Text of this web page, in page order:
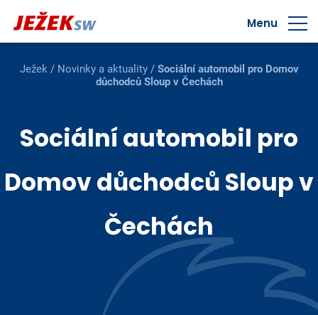
Menu
Ježek/ Novinky a aktuality/ Sociální automobil pro Domov
důchodců Sloup v Čechách
Sociální automobil pro
Domov důchodců Sloup v
Čechách